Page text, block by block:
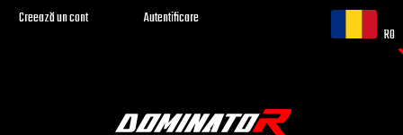
Creează un cont
Autentificare
RO